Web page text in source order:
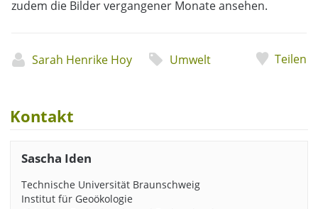
zudem die Bilder vergangener Monate ansehen.
Sarah Henrike Hoy Umwelt Teilen
Kontakt
Sascha Iden
Technische Universität Braunschweig
Institut für Geoökologie